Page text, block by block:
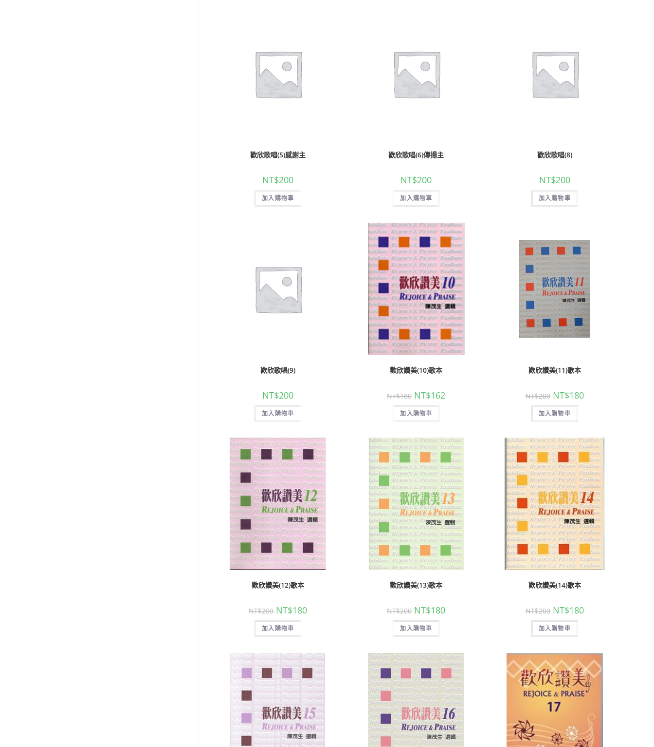
歡欣歌唱(5)感謝主
NT$200
加入購物車
歡欣歌唱(6)傳揚主
NT$200
加入購物車
歡欣歌唱(8)
NT$200
加入購物車
歡欣歌唱(9)
NT$200
加入購物車
歡欣讚美(10)歌本
NT$180 NT$162
加入購物車
歡欣讚美(11)歌本
NT$200 NT$180
加入購物車
歡欣讚美(12)歌本
NT$200 NT$180
加入購物車
歡欣讚美(13)歌本
NT$200 NT$180
加入購物車
歡欣讚美(14)歌本
NT$200 NT$180
加入購物車